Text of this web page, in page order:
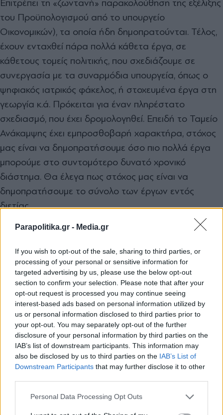
Parapolitika.gr - Media.gr
If you wish to opt-out of the sale, sharing to third parties, or
processing of your personal or sensitive information for
targeted advertising by us, please use the below opt-out
section to confirm your selection. Please note that after your
opt-out request is processed you may continue seeing
interest-based ads based on personal information utilized by
us or personal information disclosed to third parties prior to
your opt-out. You may separately opt-out of the further
disclosure of your personal information by third parties on the
IAB’s list of downstream participants. This information may
also be disclosed by us to third parties on the IAB’s List of
Downstream Participants that may further disclose it to other
Personal Data Processing Opt Outs
Επιτρέπει τη «ζωντανή» παρακολούθηση της εξέλιξης
του Προϋπολογισμού από το υπουργείο
Οικονομικών), τα οποία ήδη δημοπρατούνται. Τέλος,
έχουν ενταχθεί πάρα πολλά κάθετα έργα, σε
κάθετους τομείς πολιτικής, που σχεδιάζουμε σε
συνεργασία με τα συναρμόδια υπουργεία, όπως ο
ψηφιακός ιατρικός φάκελος, ή στοχευμένα έργα στη
γεωργία κ.ά. Πρόκειται για έναν πληρέστατο
σχεδιασμό, που έχει δρομολογηθεί. Επειδή το Ταμείο
Ανάκαμψης έχει εμπροσθοβαρή χαρακτήρα, στόχος
μας είναι να δημοπρατήσουμε όσο πιο πολλά έργα
μπορούμε στο συντομότερο δυνατό χρονικό
διάστημα. Θα έλεγα πως στόχος μας είναι να
δημοπρατήσουμε το σύνολο των έργων εντός
διετίας.
Σημαντικό τμήμα των έργων αφορά τις
τηλεπικοινωνίες. Θεωρείτε πως με τα φιλόδοξα
έργα που έχετε εντάξει στο Ταμείο Ανάκαμψης θα
καταφέρουμε να περιορίσουμε την απόσταση που
μας χωρίζει από την υπόλοιπη Ευρώπη στον τομέα
αυτόν;
Ξεκινήσαμε τον Μάρτιο του 2020 με την
υφιστάμενες 501 υπηρεσίες, και σήμερα
Εγγραφή στο newsletter